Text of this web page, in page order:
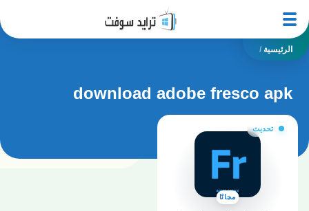
الرئيسية /
download adobe fresco apk
تحديث
مجانًا